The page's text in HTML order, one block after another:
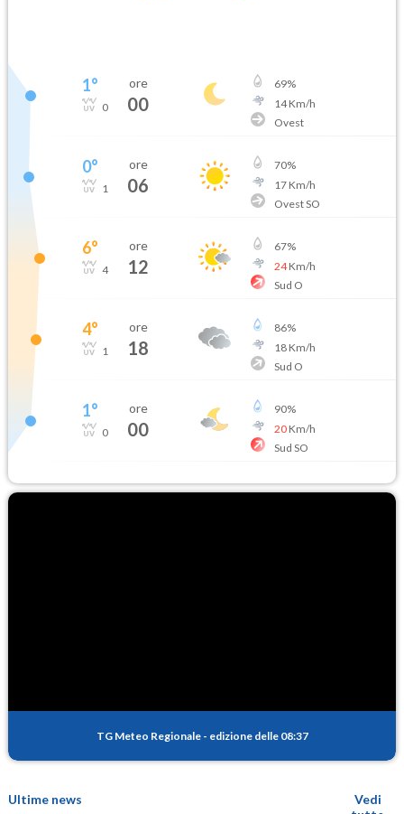
1°
0
ore
00
69%
14Km/h
Ovest
0°
1
ore
06
70%
17Km/h
Ovest SO
6°
4
ore
12
67%
24Km/h
Sud O
4°
1
ore
18
86%
18Km/h
Sud O
1°
0
ore
00
90%
20Km/h
Sud SO
TG Meteo Regionale - edizione delle 08:37
Ultime news
Vedi